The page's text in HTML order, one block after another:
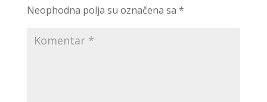
Neophodna polja su označena sa *